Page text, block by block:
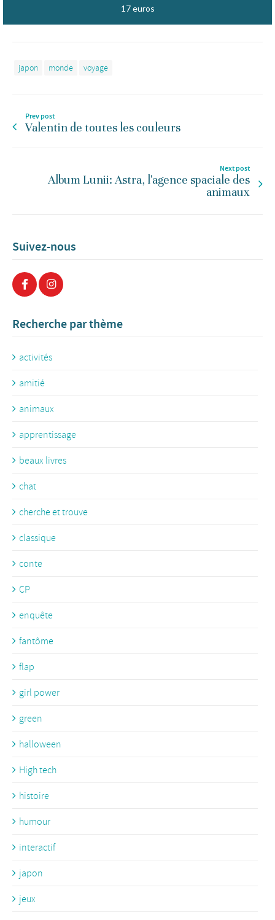
17 euros
japon monde voyage
Prev post
Valentin de toutes les couleurs
Next post
Album Lunii: Astra, l'agence spaciale des
animaux
Suivez-nous
Recherche par thème
activités
amitié
animaux
apprentissage
beaux livres
chat
cherche et trouve
classique
conte
CP
enquête
fantôme
flap
girl power
green
halloween
High tech
histoire
humour
interactif
japon
jeux